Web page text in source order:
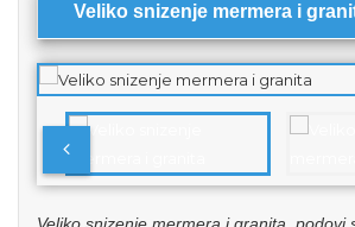
Veliko snizenje mermera i